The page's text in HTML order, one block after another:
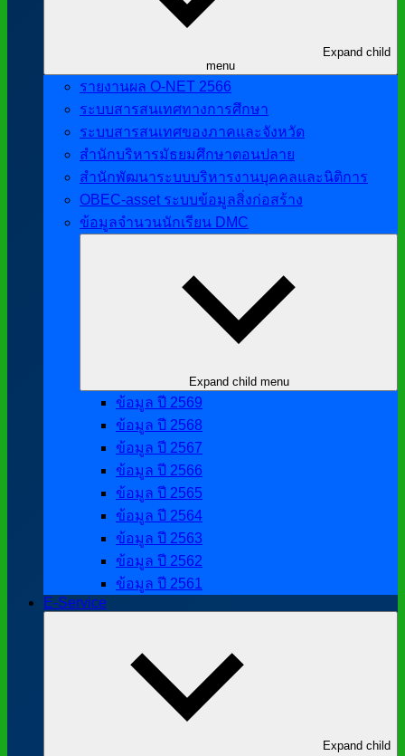
Expand child
menu
รายงานผล O-NET 2566
ระบบสารสนเทศทางการศึกษา
ระบบสารสนเทศของภาคและจังหวัด
สำนักบริหารมัธยมศึกษาตอนปลาย
สำนักพัฒนาระบบบริหารงานบุคคลและนิติการ
OBEC-asset ระบบข้อมูลสิ่งก่อสร้าง
ข้อมูลจำนวนนักเรียน DMC
Expand child menu
ข้อมูล ปี 2569
ข้อมูล ปี 2568
ข้อมูล ปี 2567
ข้อมูล ปี 2566
ข้อมูล ปี 2565
ข้อมูล ปี 2564
ข้อมูล ปี 2563
ข้อมูล ปี 2562
ข้อมูล ปี 2561
E-Service
Expand child